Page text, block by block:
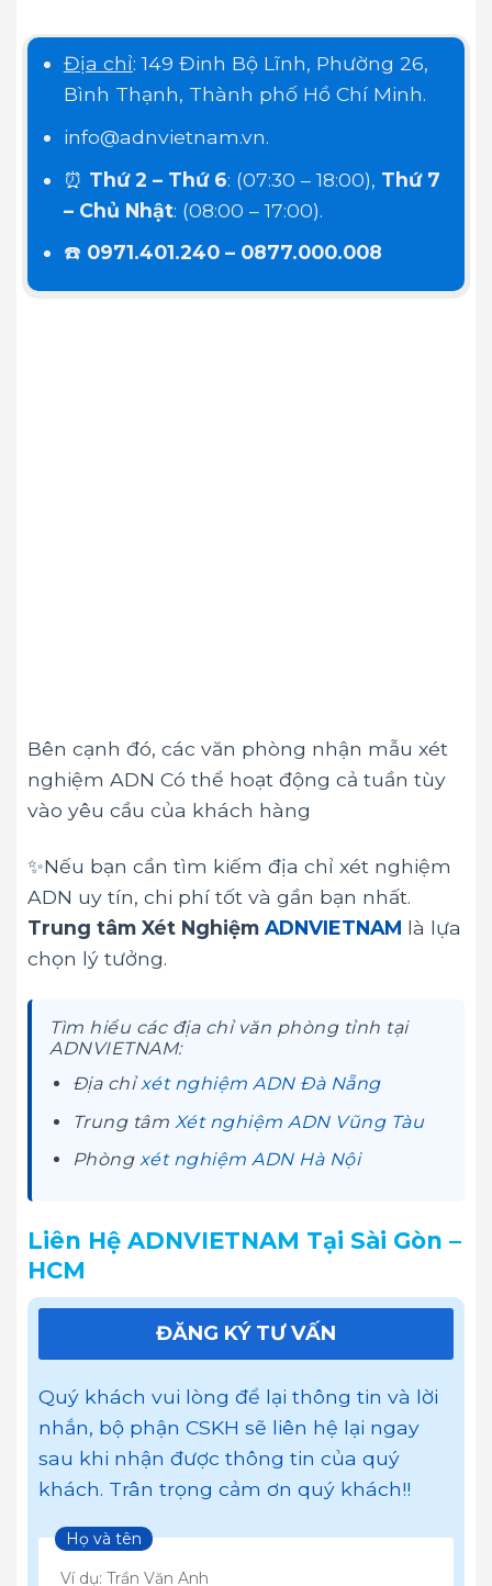
Địa chỉ: 149 Đinh Bộ Lĩnh, Phường 26,
Bình Thạnh, Thành phố Hồ Chí Minh.
info@adnvietnam.vn.
⏰ Thứ 2 – Thứ 6: (07:30 – 18:00), Thứ 7
– Chủ Nhật: (08:00 – 17:00).
☎️ 0971.401.240 – 0877.000.008
Bên cạnh đó, các văn phòng nhận mẫu xét
nghiệm ADN Có thể hoạt động cả tuần tùy
vào yêu cầu của khách hàng
✨Nếu bạn cần tìm kiếm địa chỉ xét nghiệm
ADN uy tín, chi phí tốt và gần bạn nhất.
Trung tâm Xét Nghiệm ADNVIETNAM là lựa
chọn lý tưởng.
Tìm hiểu các địa chỉ văn phòng tỉnh tại
ADNVIETNAM:
Địa chỉxét nghiệm ADN Đà Nẵng
Trung tâm Xét nghiệm ADN Vũng Tàu
Phòng xét nghiệm ADN Hà Nội
Liên Hệ ADNVIETNAM Tại Sài Gòn –
HCM
ĐĂNG KÝ TƯ VẤN
Quý khách vui lòng để lại thông tin và lời
nhắn, bộ phận CSKH sẽ liên hệ lại ngay
sau khi nhận được thông tin của quý
khách. Trân trọng cảm ơn quý khách!!
Họ và tên